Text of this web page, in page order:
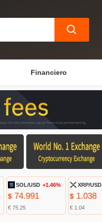
Financiero
SOL/USD +1.46%
$ 74.991
€ 75.25
XRP/USD
$ 1.038
€ 1.04